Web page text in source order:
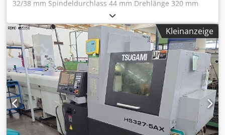
32/38 mm Spindeldurchlass 44 mm Drehlänge 320 mm
Drehzahl 200-8000 U/min Dwedpfjy Hl Hiex Adxoa c-Achse
0,001 Grad Abgreifstation 32/38 mm Drehlänge 120 mm
Drehzahl 200-8000 U/min c-Achse 0,001 0 Werkzeuganzahl
13 fix Anzahl der Frässtationen 4+5 driven Steuerung
Mitsubishi Meldas M70 Anzahl Achsen 5+2 St.
Gesamtleistungsbedarf 7,5 kW Maschinengewicht ca. 2850
kg Raumbedarf ca. 2,5 x 1,4 x 1,75 + FMB m CNC-
Langdreher Citizen L32-1M8, Baujahr 01/2019 mit
Lademagazin FMB turbo 3-36. Kühlmittel- und Spänetank,
Feuerlöscheinrichtung GBL Funktion als Kurzdreher LFV-
Funktion: nein. ON/OFF 29.564h (Stand 24.03.2026)
Betriebsstunden 26.607h (Stand 24.03.2026)
Kleinanzeige